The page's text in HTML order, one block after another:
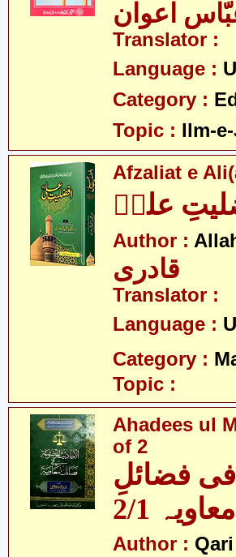
Translator :
Language :
Category :
Topic : Ilm-
Afzaliat e
علیؑ
Author :
قادری
Translator :
Language :
Category :
Topic :
Ahadees ul
of 2
فضائلِ
معاویہ 2/1
Author :